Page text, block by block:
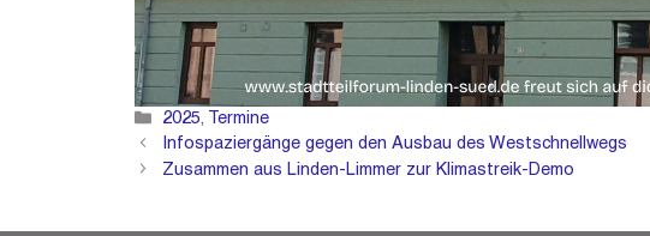
Kategorien
2025,
Termine
Infospaziergänge gegen den Ausbau des Westschnellwegs
Zusammen aus Linden-Limmer zur Klimastreik-Demo